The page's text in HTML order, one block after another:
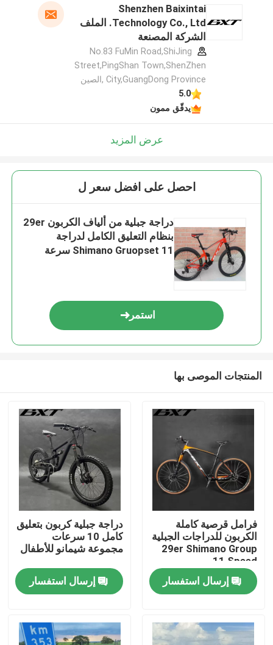
المنزل
Shenzhen Baixintai
Technology Co., Ltd. الملف
الشركة المصنعة
No.83 FuMin Road,ShiJing
Street,PingShan Town,ShenZhen
City,GuangDong Province ,الصين
5.0
يدقّق ممون
عرض المزيد
احصل على افضل سعر ل
دراجة جبلية من ألياف الكربون 29er
بنظام التعليق الكامل لدراجة
Shimano Gruopset 11 سرعة
استمر
المنتجات الموصى بها
فرامل قرصية كاملة
الكربون للدراجات الجبلية
29er Shimano Group
11 Speed
إرسال استفسار
دراجة جبلية كربون بتعليق
كامل 10 سرعات
مجموعة شيمانو للأطفال
إرسال استفسار